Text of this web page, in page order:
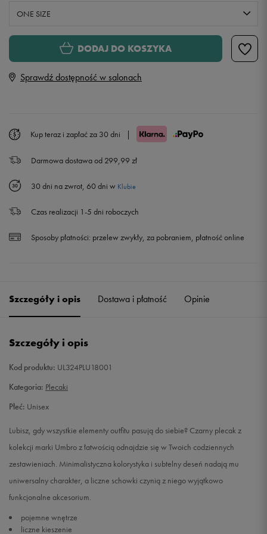
ONE SIZE
ONE SIZE DODAJ DO KOSZYKA
Sprawdź dostępność w salonach
Kup teraz i zapłać za 30 dni |
Darmowa dostawa od 299,99 zł
30 dni na zwrot, 60 dni w Klubie
Czas realizacji 1-5 dni roboczych
Sposoby płatności: przelew zwykły, za pobraniem, płatność online
Szczegóły i opis Dostawa i płatność Opinie
Szczegóły i opis
Kod produktu: UL324PLU18001
Kategoria: Plecaki
Płeć: Unisex
Lubisz, gdy wszystkie elementy outfitu pasują do siebie? Czarny plecak z
kolekcji marki Umbro z łatwością odnajdzie się w Twoich codziennych
zestawieniach. Minimalistyczna kolorystyka i subtelny deseń nadają mu
uniwersalny charakter, a liczne schowki czynią z niego wyjątkowo
funkcjonalne akcesorium.
pojemne wnętrze
liczne kieszenie